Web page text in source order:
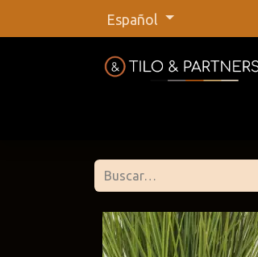
Español